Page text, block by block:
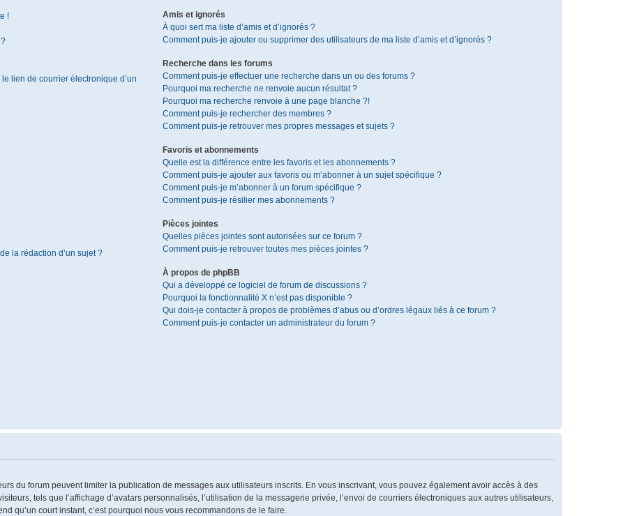
!
lien de courrier électronique d’un
la rédaction d’un sujet ?
Amis et ignorés
À quoi sert ma liste d’amis et d’ignorés ?
Comment puis-je ajouter ou supprimer des utilisateurs de ma liste d’amis et d’ignorés ?
Recherche dans les forums
Comment puis-je effectuer une recherche dans un ou des forums ?
Pourquoi ma recherche ne renvoie aucun résultat ?
Pourquoi ma recherche renvoie à une page blanche ?!
Comment puis-je rechercher des membres ?
Comment puis-je retrouver mes propres messages et sujets ?
Favoris et abonnements
Quelle est la différence entre les favoris et les abonnements ?
Comment puis-je ajouter aux favoris ou m’abonner à un sujet spécifique ?
Comment puis-je m’abonner à un forum spécifique ?
Comment puis-je résilier mes abonnements ?
Pièces jointes
Quelles pièces jointes sont autorisées sur ce forum ?
Comment puis-je retrouver toutes mes pièces jointes ?
À propos de phpBB
Qui a développé ce logiciel de forum de discussions ?
Pourquoi la fonctionnalité X n’est pas disponible ?
Qui dois-je contacter à propos de problèmes d’abus ou d’ordres légaux liés à ce forum ?
Comment puis-je contacter un administrateur du forum ?
du forum peuvent limiter la publication de messages aux utilisateurs inscrits. En vous inscrivant, vous pouvez également avoir accès à des
tels que l’affichage d’avatars personnalisés, l’utilisation de la messagerie privée, l’envoi de courriers électroniques aux autres utilisateurs,
qu’un court instant, c’est pourquoi nous vous recommandons de le faire.